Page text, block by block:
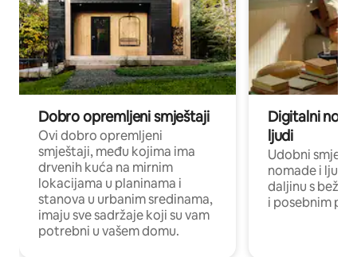
Dobro opremljeni smještaji
Ovi dobro opremljeni
smještaji, među kojima ima
drvenih kuća na mirnim
lokacijama u planinama i
stanova u urbanim sredinama,
imaju sve sadržaje koji su vam
potrebni u vašem domu.
Digitalni
ljudi
Udobni
nomade i ljude
daljinu s
i posebnim